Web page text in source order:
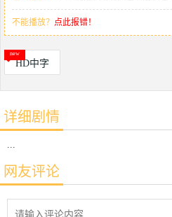
不能播放？ 点此报错！
HD中字
详细剧情
网友评论